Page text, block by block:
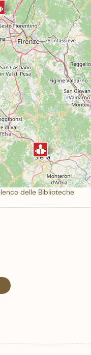
delle Biblioteche